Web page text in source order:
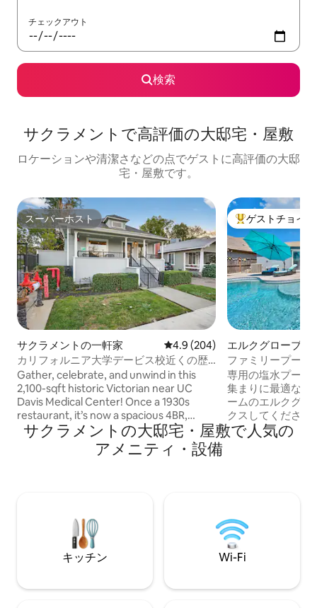
チェックアウト
検索
サクラメントで高評価の大邸宅・屋敷
ロケーションや清潔さなどの点でゲストに高評価の大邸
宅・屋敷です。
スーパーホスト
スーパーホスト
サクラメントの一軒家 レビュー204件、5つ星中4.9つ
4.9 (204)
カリフォルニア大学デービス校近くの歴
史的なビクトリア朝の家で小さなイベン
トを開催
Gather, celebrate, and unwind in this
2,100-sqft historic Victorian near UC
Davis Medical Center! Once a 1930s
restaurant, it’s now a spacious 4BR,
3.5BA home with 7 beds + sofa bed,
perfect for families, friends, and small
group getaways. Cook, dine, and create
Not suitable for large parties. Stylish,
central, and full of historic charm!
大好評のゲスト
ゲストチョイス
エルクグローブの
ファミリープール
サイズベッド2台
まで宿泊可能
専用の塩水プール
集まりに最適な裏
ームのエルクグロ
クスしてください
台のスイートルー
があるので、ご家
利用いただけます
ル、ウォルマート
す。スーパーホス
る、4.94の評価の
サクラメントの大邸宅・屋敷で人気の
アメニティ・設備
キッチン Wi-Fi